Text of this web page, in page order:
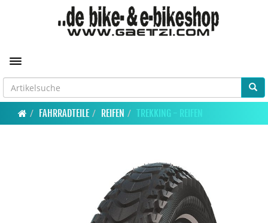
Toggle navigation
FAHRRADTEILE REIFEN TREKKING - REIFEN